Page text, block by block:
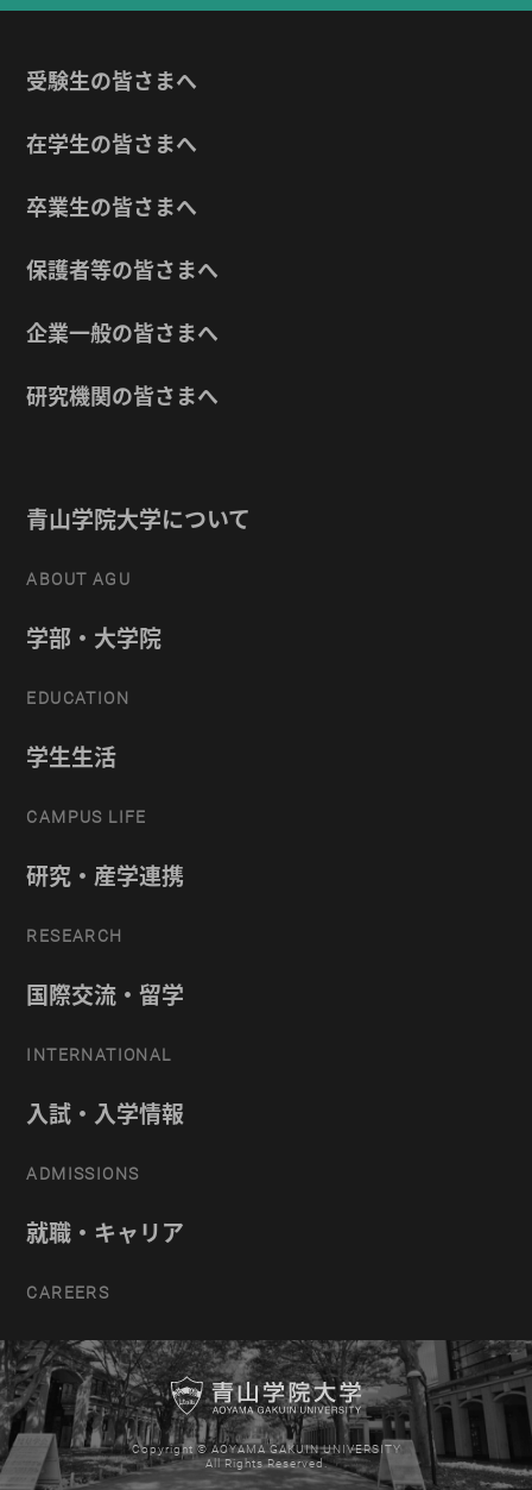
受験生の皆さまへ
在学生の皆さまへ
卒業生の皆さまへ
保護者等の皆さまへ
企業一般の皆さまへ
研究機関の皆さまへ
青山学院大学について
ABOUT AGU
学部・大学院
EDUCATION
学生生活
CAMPUS LIFE
研究・産学連携
RESEARCH
国際交流・留学
INTERNATIONAL
入試・入学情報
ADMISSIONS
就職・キャリア
CAREERS
Copyright © AOYAMA GAKUIN UNIVERSITY
All Rights Reserved.